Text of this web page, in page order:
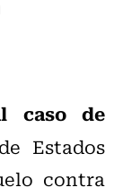
caso de
Estados
contra